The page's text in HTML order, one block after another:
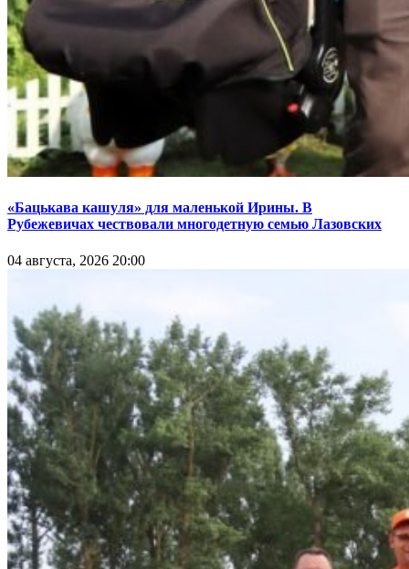
«Бацькава кашуля» для маленькой Ирины. В
Рубежевичах чествовали многодетную семью Лазовских
04 августа, 2026 20:00